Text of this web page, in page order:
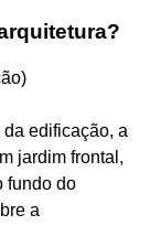
edificação, a
jardim frontal,
fundo do
a